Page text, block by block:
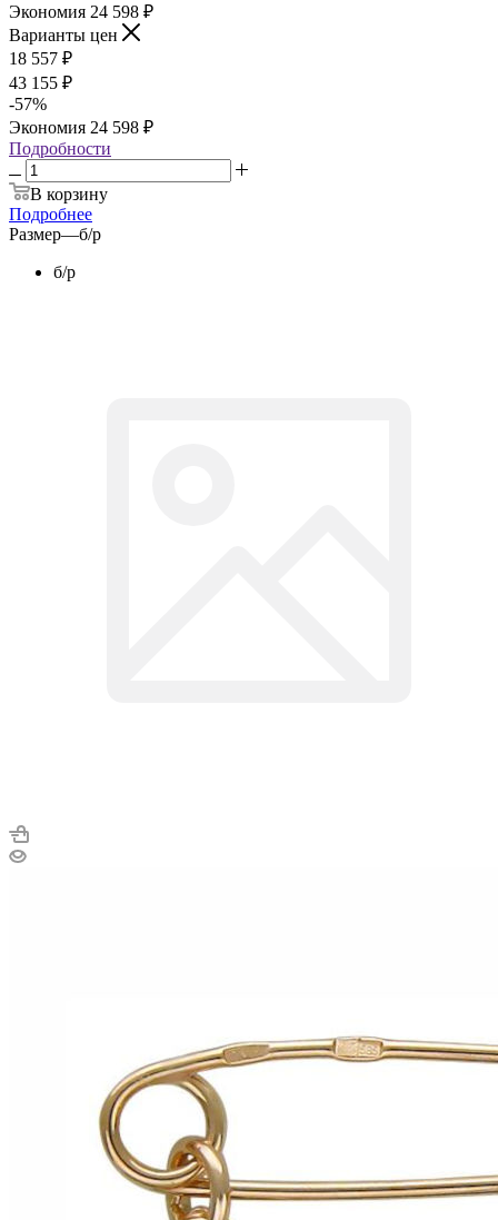
Экономия 24 598 ₽
Варианты цен
18 557 ₽
43 155 ₽
-57%
Экономия 24 598 ₽
Подробности
В корзину
Подробнее
Размер—б/р
б/р